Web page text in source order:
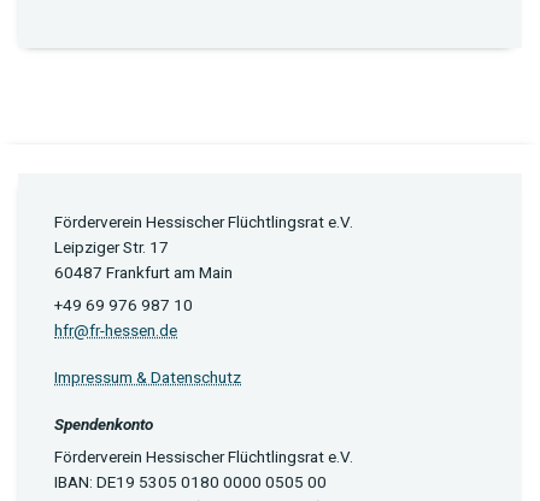
Förderverein Hessischer Flüchtlingsrat e.V.
Leipziger Str. 17
60487 Frankfurt am Main
+49 69 976 987 10
hfr@fr-hessen.de
Impressum & Datenschutz
Spendenkonto
Förderverein Hessischer Flüchtlingsrat e.V.
IBAN: DE19 5305 0180 0000 0505 00